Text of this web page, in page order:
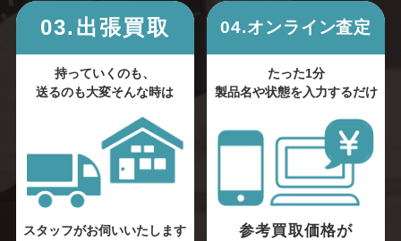
03.出張買取
持っていくのも、
送るのも大変そんな時は
スタッフがお伺いいたします
04.オンライン査定
たった1分
製品名や状態を入力するだけ
参考買取価格が